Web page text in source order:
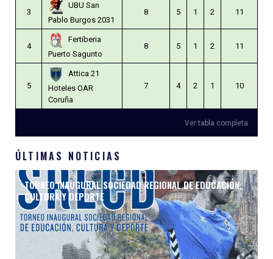
3
UBU San
Pablo Burgos 2031
8 5 1 2 11
4
Fertiberia
Puerto Sagunto
8 5 1 2 11
5
Attica 21
Hoteles OAR
Coruña
7 4 2 1 10
Ver tabla completa
ÚLTIMAS NOTICIAS
TORNEO INAUGURAL SOCIEDAD REGIONAL DE EDUCACIÓN,
CULTURA Y DEPORTE